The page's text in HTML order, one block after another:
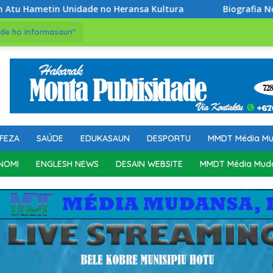
Heransa Kultura Biografia No Memoria Maktoban:
ho Informasaun"
SAÚDE EDUKASAUN DESPORTU MMDT Média
ENGLESH NEWS DESAIN WEBSITE MMDT Média